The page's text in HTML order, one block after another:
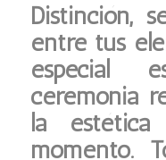
Distinción,
entre tus
especial
ceremonia
la
momento.